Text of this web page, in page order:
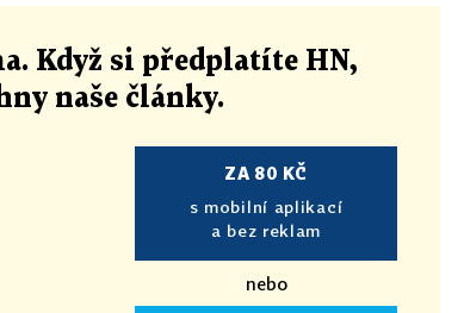
Když si předplatíte HN,
naše články.
ZA 80 KČ
s mobilní aplikací
a bez reklam
nebo